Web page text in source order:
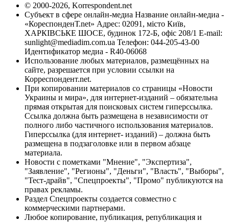
© 2000-2026, Korrespondent.net
Субъект в сфере онлайн-медиа Название онлайн-медиа -
«КореспонденТ.net» Адрес: 02091, місто Київ,
ХАРКІВСЬКЕ ШОСЕ, будинок 172-Б, офіс 208/1 E-mail:
sunlight@mediadim.com.ua Телефон: 044-205-43-00
Идентификатор медиа - R40-06068
Использование любых материалов, размещённых на
сайте, разрешается при условии ссылки на
Корреспондент.net.
При копировании материалов со страницы «Новости
Украины и мира», для интернет-изданий – обязательна
прямая открытая для поисковых систем гиперссылка.
Ссылка должна быть размещена в независимости от
полного либо частичного использования материалов.
Гиперссылка (для интернет- изданий) – должна быть
размещена в подзаголовке или в первом абзаце
материала.
Новости с пометками "Мнение", "Экспертиза",
"Заявление", "Регионы", "Деньги", "Власть", "Выборы",
"Тест-драйв", "Спецпроекты", "Промо" публикуются на
правах рекламы.
Раздел Спецпроекты создается совместно с
коммерческими партнерами.
Любое копирование, публикация, републикация и